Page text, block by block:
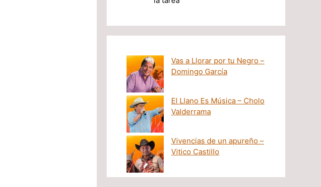
Vas a Llorar por tu Negro –
Domingo García
El Llano Es Música – Cholo
Valderrama
Vivencias de un apureño –
Vitico Castillo